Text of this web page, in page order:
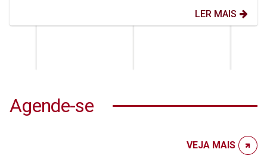
LER MAIS
Agende-se
VEJA MAIS